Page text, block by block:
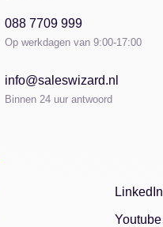
088 7709 999
Op werkdagen van 9:00-17:00
info@saleswizard.nl
Binnen 24 uur antwoord
LinkedIn
Youtube